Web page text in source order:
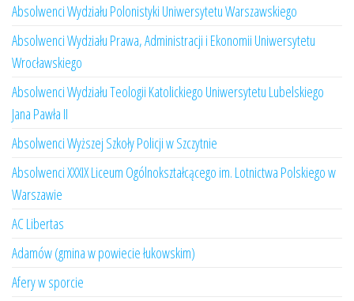
Absolwenci Wydziału Polonistyki Uniwersytetu Warszawskiego
Absolwenci Wydziału Prawa, Administracji i Ekonomii Uniwersytetu
Wrocławskiego
Absolwenci Wydziału Teologii Katolickiego Uniwersytetu Lubelskiego
Jana Pawła II
Absolwenci Wyższej Szkoły Policji w Szczytnie
Absolwenci XXXIX Liceum Ogólnokształcącego im. Lotnictwa Polskiego w
Warszawie
AC Libertas
Adamów (gmina w powiecie łukowskim)
Afery w sporcie